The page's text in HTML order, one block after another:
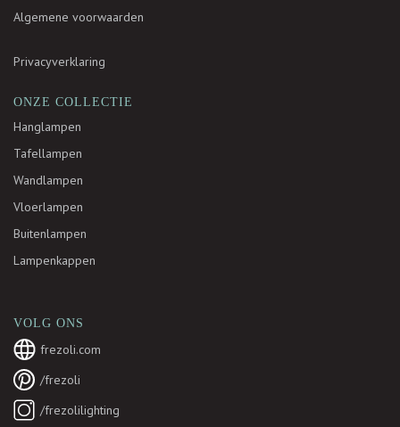
Algemene voorwaarden
Privacyverklaring
ONZE COLLECTIE
Hanglampen
Tafellampen
Wandlampen
Vloerlampen
Buitenlampen
Lampenkappen
VOLG ONS
frezoli.com
/frezoli
/frezolilighting